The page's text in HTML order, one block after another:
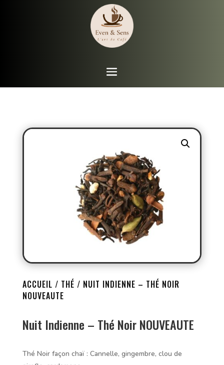
ACCUEIL / THÉ / NUIT INDIENNE – THÉ NOIR
NOUVEAUTE
Nuit Indienne – Thé Noir NOUVEAUTE
Thé Noir façon chaï : Cannelle, gingembre, clou de